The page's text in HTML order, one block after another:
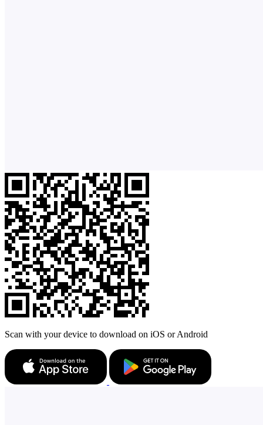
Scan with your device to download on iOS or Android